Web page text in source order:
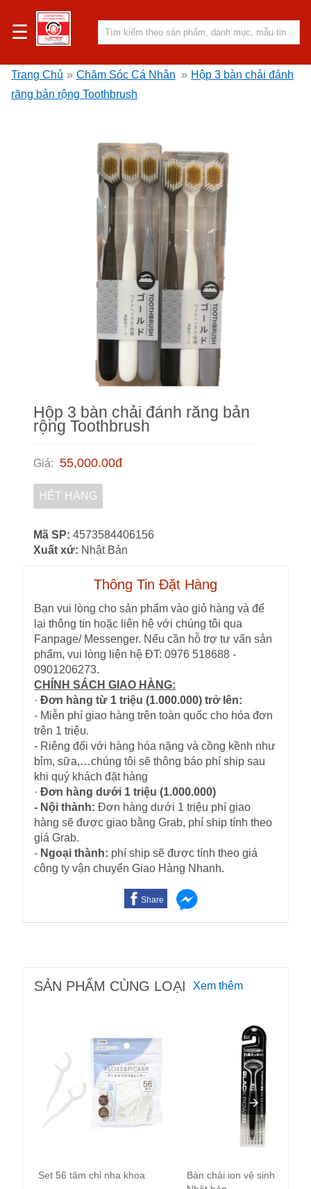
☰
Trang Chủ » Chăm Sóc Cá Nhân » Hộp 3 bàn chải đánh
răng bản rộng Toothbrush
Hộp 3 bàn chải đánh răng bản
rộng Toothbrush
Giá: 55,000.00đ
HẾT HÀNG
Mã SP: 4573584406156
Xuất xứ: Nhật Bản
Thông Tin Đặt Hàng
Bạn vui lòng cho sản phẩm vào giỏ hàng và để
lại thông tin hoặc liên hệ với chúng tôi qua
Fanpage/ Messenger. Nếu cần hỗ trợ tư vấn sản
phẩm, vui lòng liên hệ ĐT: 0976 518688 -
0901206273.
CHÍNH SÁCH GIAO HÀNG:
· Đơn hàng từ 1 triệu (1.000.000) trở lên:
- Miễn phí giao hàng trên toàn quốc cho hóa đơn
trên 1 triệu.
- Riêng đối với hàng hóa nặng và cồng kềnh như
bỉm, sữa,…chúng tôi sẽ thông báo phí ship sau
khi quý khách đặt hàng
· Đơn hàng dưới 1 triệu (1.000.000)
- Nội thành: Đơn hàng dưới 1 triệu phí giao
hàng sẽ được giao bằng Grab, phí ship tính theo
giá Grab.
- Ngoại thành: phí ship sẽ được tính theo giá
công ty vận chuyển Giao Hàng Nhanh.
Share
SẢN PHẨM CÙNG LOẠI Xem thêm
Set 56 tăm chỉ nha khoa
Bàn chải ion vệ sinh lưỡi